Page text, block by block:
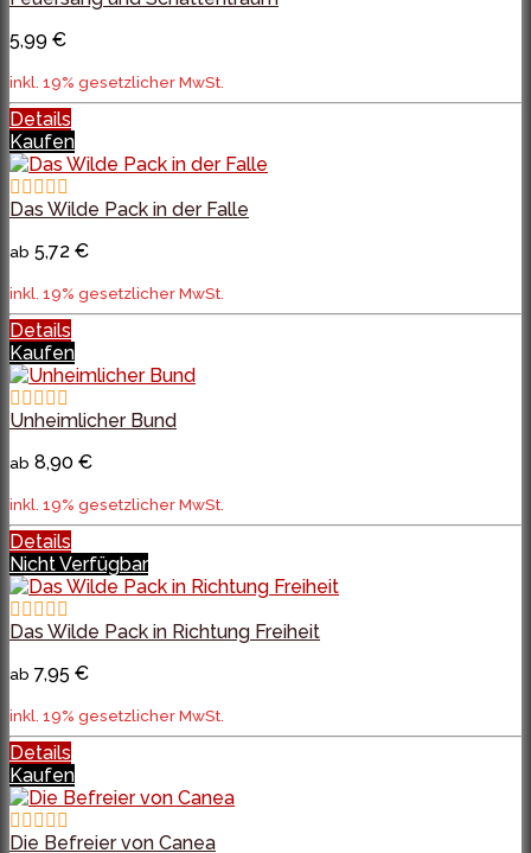
5,99 €
inkl. 19% gesetzlicher MwSt.
Details
Kaufen
Das Wilde Pack in der Falle
ab 5,72 €
inkl. 19% gesetzlicher MwSt.
Details
Kaufen
Unheimlicher Bund
ab 8,90 €
inkl. 19% gesetzlicher MwSt.
Details
Nicht Verfügbar
Das Wilde Pack in Richtung Freiheit
ab 7,95 €
inkl. 19% gesetzlicher MwSt.
Details
Kaufen
Die Befreier von Canea